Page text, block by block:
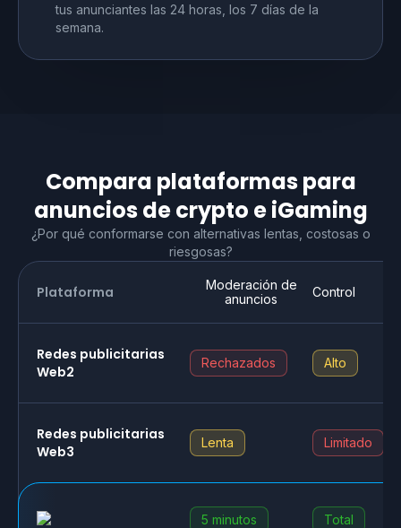
tus anunciantes las 24 horas, los 7 días de la
semana.
Compara plataformas para
anuncios de crypto e iGaming
¿Por qué conformarse con alternativas lentas, costosas o
riesgosas?
Plataforma
Moderación de
anuncios
Control
Redes publicitarias
Web2
Rechazados Alto
Redes publicitarias
Web3
Lenta Limitado
5 minutos Total